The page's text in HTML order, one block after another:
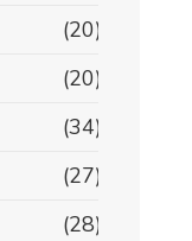
(20)
(20)
(34)
(27)
(28)